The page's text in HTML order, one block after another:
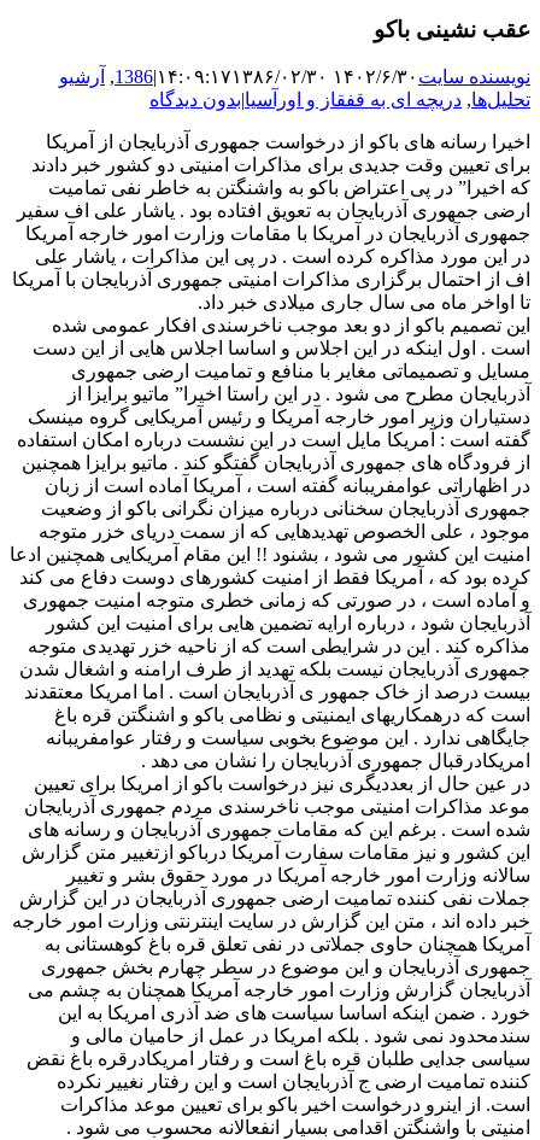
عقب نشینی باکو
نویسنده سایت ۱۴۰۲/۶/۳۰ ۱۴:۰۹:۱۷ ۱۳۸۶/۰۲/۳۰ |
1386
, آرشیو
تحلیل‌ها, دریچه ای به قفقاز و اورآسیا|بدون دیدگاه
اخیرا رسانه های باکو از درخواست جمهوری آذربایجان از آمریکا
برای تعیین وقت جدیدی برای مذاکرات امنیتی دو کشور خبر دادند
که اخیرا” در پی اعتراض باکو به واشنگتن به خاطر نفی تمامیت
ارضی جمهوری آذربایجان به تعویق افتاده بود . یاشار علی اف سفیر
جمهوری آذربایجان در آمریکا با مقامات وزارت امور خارجه آمریکا
در این مورد مذاکره کرده است . در پی این مذاکرات ، یاشار علی
اف از احتمال برگزاری مذاکرات امنیتی جمهوری آذربایجان با آمریکا
تا اواخر ماه می سال جاری میلادی خبر داد.
این تصمیم باکو از دو بعد موجب ناخرسندی افکار عمومی شده
است . اول اینکه در این اجلاس و اساسا اجلاس هایی از این دست
مسایل و تصمیماتی مغایر با منافع و تمامیت ارضی جمهوری
آذربایجان مطرح می شود . در این راستا اخیرا” ماتیو برایزا از
دستیاران وزیر امور خارجه آمریکا و رئیس آمریکایی گروه مینسک
گفته است : آمریکا مایل است در این نشست درباره امکان استفاده
از فرودگاه های جمهوری آذربایجان گفتگو کند . ماتیو برایزا همچنین
در اظهاراتی عوامفریبانه گفته است ، آمریکا آماده است از زبان
جمهوری آذربایجان سخنانی درباره میزان نگرانی باکو از وضعیت
موجود ، علی الخصوص تهدیدهایی که از سمت دریای خزر متوجه
امنیت این کشور می شود ، بشنود !! این مقام آمریکایی همچنین ادعا
کرده بود که ، آمریکا فقط از امنیت کشورهای دوست دفاع می کند
و آماده است ، در صورتی که زمانی خطری متوجه امنیت جمهوری
آذربایجان شود ، درباره ارایه تضمین هایی برای امنیت این کشور
مذاکره کند . این در شرایطی است که از ناحیه خزر تهدیدی متوجه
جمهوری آذربایجان نیست بلکه تهدید از طرف ارامنه و اشغال شدن
بیست درصد از خاک جمهور ی آذربایجان است . اما امریکا معتقدند
است که درهمکاریهای ایمنیتی و نظامی باکو و اشنگتن قره باغ
جایگاهی ندارد . این موضوع بخوبی سیاست و رفتار عوامفریبانه
امریکادرقبال جمهوری آذربایجان را نشان می دهد .
در عین حال از بعددیگری نیز درخواست باکو از امریکا برای تعیین
موعد مذاکرات امنیتی موجب ناخرسندی مردم جمهوری آذربایجان
شده است . برغم این که مقامات جمهوری آذربایجان و رسانه های
این کشور و نیز مقامات سفارت آمریکا درباکو ازتغییر متن گزارش
سالانه وزارت امور خارجه آمریکا در مورد حقوق بشر و تغییر
جملات نفی کننده تمامیت ارضی جمهوری آذربایجان در این گزارش
خبر داده اند ، متن این گزارش در سایت اینترنتی وزارت امور خارجه
آمریکا همچنان حاوی جملاتی در نفی تعلق قره باغ کوهستانی به
جمهوری آذربایجان و این موضوع در سطر چهارم بخش جمهوری
آذربایجان گزارش وزارت امور خارجه آمریکا همچنان به چشم می
خورد . ضمن اینکه اساسا سیاست های ضد آذری امریکا به این
سندمحدود نمی شود . بلکه امریکا در عمل از حامیان مالی و
سیاسی جدایی طلبان قره باغ است و رفتار امریکادرقره باغ نقض
کننده تمامیت ارضی ج آذربایجان است و این رفتار نغییر نکرده
است. از اینرو درخواست اخیر باکو برای تعیین موعد مذاکرات
امنیتی با واشنگتن اقدامی بسیار انفعالانه محسوب می شود .